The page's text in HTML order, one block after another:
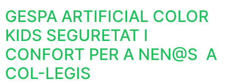
GESPA ARTIFICIAL COLOR
KIDS SEGURETAT I
CONFORT PER A NEN@S A
COL-LEGIS